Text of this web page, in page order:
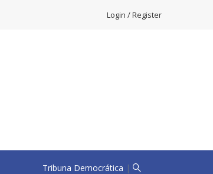
Login / Register
Tribuna Democrática |